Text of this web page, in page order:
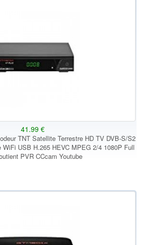
41.99 €
TNT Satellite Terrestre HD TV DVB-S/S2
WiFi USB H.265 HEVC MPEG 2/4 1080P Full
PVR CCcam Youtube